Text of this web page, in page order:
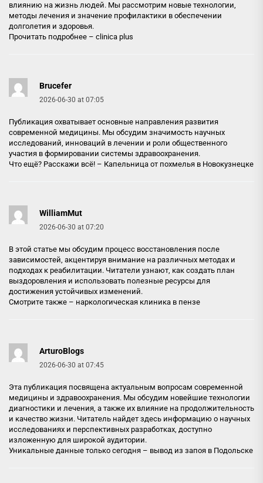
влиянию на жизнь людей. Мы рассмотрим новые технологии,
методы лечения и значение профилактики в обеспечении
долголетия и здоровья.
Прочитать подробнее – clinica plus
Brucefer
2026-06-30 at 07:05
Публикация охватывает основные направления развития
современной медицины. Мы обсудим значимость научных
исследований, инноваций в лечении и роли общественного
участия в формировании системы здравоохранения.
Что ещё? Расскажи всё! – Капельница от похмелья в Новокузнецке
WilliamMut
2026-06-30 at 07:20
В этой статье мы обсудим процесс восстановления после
зависимостей, акцентируя внимание на различных методах и
подходах к реабилитации. Читатели узнают, как создать план
выздоровления и использовать полезные ресурсы для
достижения устойчивых изменений.
Смотрите также – наркологическая клиника в пензе
ArturoBlogs
2026-06-30 at 07:45
Эта публикация посвящена актуальным вопросам современной
медицины и здравоохранения. Мы обсудим новейшие технологии
диагностики и лечения, а также их влияние на продолжительность
и качество жизни. Читатель найдет здесь информацию о научных
исследованиях и перспективных разработках, доступно
изложенную для широкой аудитории.
Уникальные данные только сегодня – вывод из запоя в Подольске